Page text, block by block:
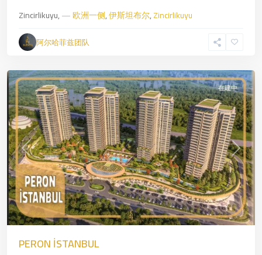
Zincirlikuyu,— 欧洲一侧,伊斯坦布尔,Zincirlikuyu
阿尔哈菲兹团队
斯
坦
布
Previous Next
在建中
PERON İSTANBUL